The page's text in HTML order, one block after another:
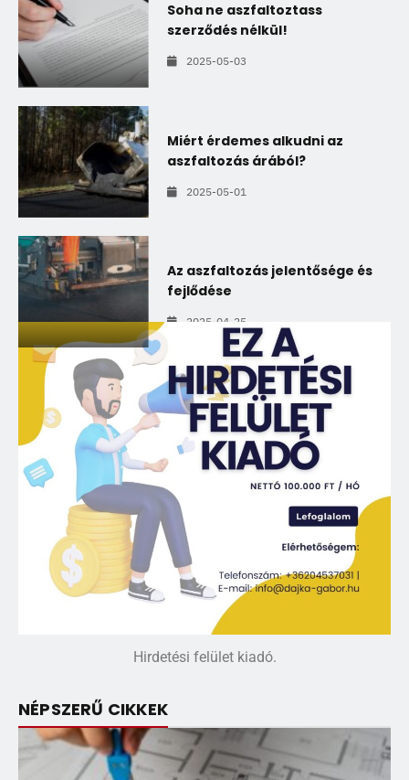
Soha ne aszfaltoztass
szerződés nélkül!
2025-05-03
Miért érdemes alkudni az
aszfaltozás árából?
2025-05-01
Az aszfaltozás jelentősége és
fejlődése
2025-04-25
Hirdetési felület kiadó.
NÉPSZERŰ CIKKEK